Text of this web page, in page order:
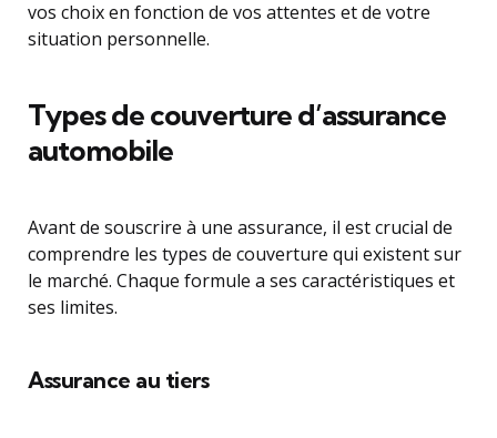
vos choix en fonction de vos attentes et de votre
situation personnelle.
Types de couverture d’assurance
automobile
Avant de souscrire à une assurance, il est crucial de
comprendre les types de couverture qui existent sur
le marché. Chaque formule a ses caractéristiques et
ses limites.
Assurance au tiers